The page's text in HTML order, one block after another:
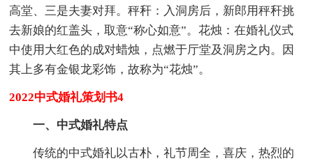
高堂、三是夫妻对拜。秤秆：入洞房后，新郎用秤秆挑
去新娘的红盖头，取意“称心如意”。花烛：在婚礼仪式
中使用大红色的成对蜡烛，点燃于厅堂及洞房之内。因
其上多有金银龙彩饰，故称为“花烛”。
2022中式婚礼策划书4
一、中式婚礼特点
传统的中式婚礼以古朴，礼节周全，喜庆，热烈的